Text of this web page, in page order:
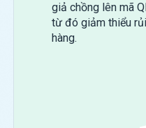
giả chồng lên mã
từ đó giảm thiểu
hàng.